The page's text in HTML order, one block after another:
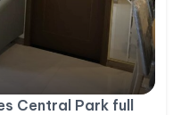
Central Park full